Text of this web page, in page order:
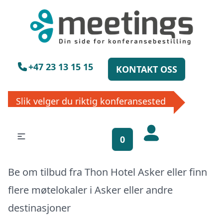
+47 23 13 15 15 KONTAKT OSS
Slik velger du riktig konferansested
0
Be om tilbud fra Thon Hotel Asker eller finn
flere møtelokaler i Asker eller andre
destinasjoner
Vennligst vent
Få gratis
bookinghjelp, send
oss din forespørsel!